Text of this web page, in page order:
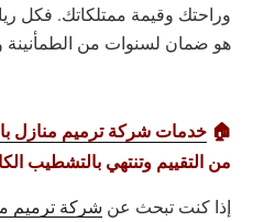
وراحتك وقيمة ممتلكاتك. فكل
هو ضمان لسنوات من الطمأنينة
🏠 خدمات شركة ترميم منازل
من التقييم وتنتهي بالتشطيب
إذا كنت تبحث عن شركة ترميم